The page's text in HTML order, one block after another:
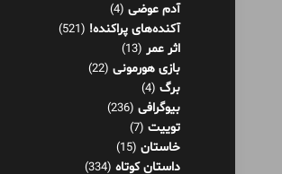
آدم عوضی (4)
آکنده‌های پراکنده! (521)
اثر عمر (13)
بازی هورمونی (22)
برگ (4)
بیوگرافی (236)
توییت (7)
خاستان (15)
داستان کوتاه (334)